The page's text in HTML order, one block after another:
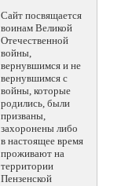
Сайт посвящается
воинам Великой
Отечественной
войны,
вернувшимся и не
вернувшимся с
войны, которые
родились, были
призваны,
захоронены либо
в настоящее время
проживают на
территории
Пензенской